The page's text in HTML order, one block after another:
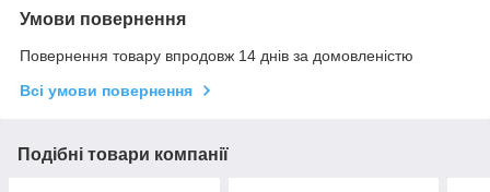
Умови повернення
Повернення товару впродовж 14 днів за домовленістю
Всі умови повернення
Подібні товари компанії